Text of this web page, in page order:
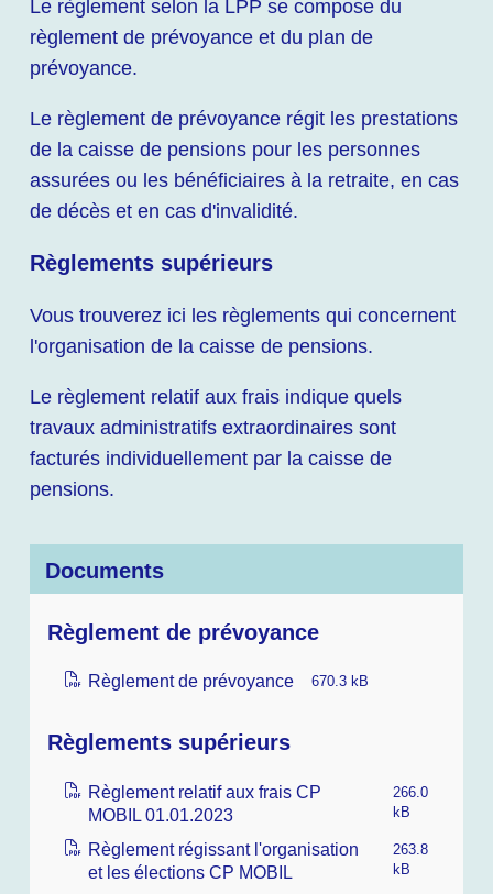
Le règlement selon la LPP se compose du
règlement de prévoyance et du plan de
prévoyance.
Le règlement de prévoyance régit les prestations
de la caisse de pensions pour les personnes
assurées ou les bénéficiaires à la retraite, en cas
de décès et en cas d'invalidité.
Règlements supérieurs
Vous trouverez ici les règlements qui concernent
l'organisation de la caisse de pensions.
Le règlement relatif aux frais indique quels
travaux administratifs extraordinaires sont
facturés individuellement par la caisse de
pensions.
Documents
Règlement de prévoyance
Règlement de prévoyance 670.3 kB
Règlements supérieurs
Règlement relatif aux frais CP
MOBIL 01.01.2023
266.0
kB
Règlement régissant l'organisation
et les élections CP MOBIL
263.8
kB